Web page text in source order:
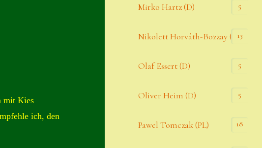
mit Kies
ich, den
Mirko Hartz (D) 5
Nikolett Horváth-Bozzay (A)13
Olaf Essert (D) 5
Oliver Heim (D) 5
Pawel Tomczak (PL) 18